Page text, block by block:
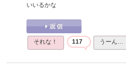
いいるかな
それな！ 117 うーん…